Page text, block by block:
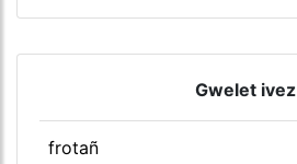
Gwelet ivez
frotañ